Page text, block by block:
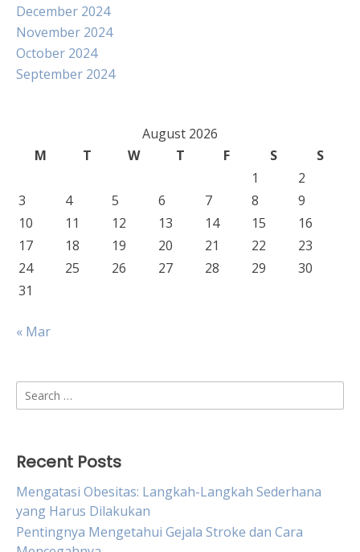
December 2024
November 2024
October 2024
September 2024
August 2026
M
T W T F S
S
1
2
3
4 5 6 7 8
9
10
11 12 13 14 15
16
17
18 19 20 21 22
23
24
25 26 27 28 29
30
31
« Mar
Search
for:
Recent Posts
Mengatasi Obesitas: Langkah-Langkah Sederhana
yang Harus Dilakukan
Pentingnya Mengetahui Gejala Stroke dan Cara